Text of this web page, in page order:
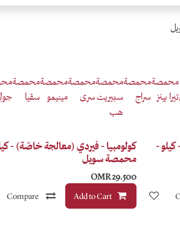
محمصة
تيرا بينز
محمصة
سراج
محمصة
سبيريت
هب
محمصة
سرى
محمصة
مينيمو
محمصة
سقيا
-
إضافة إلى قائمة الأمنيات
Anaerobic
كولومبيا - فيردي (معالجة خاصّة) -
محمصة سويل
29.500
OMR
Add to Cart
Compare